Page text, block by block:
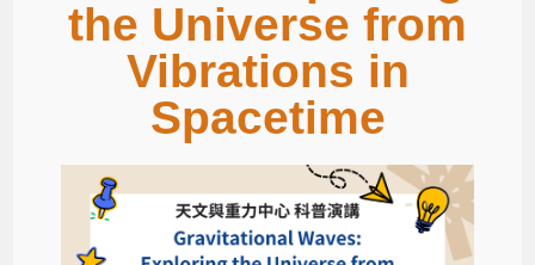
the Universe from
Vibrations in
Spacetime